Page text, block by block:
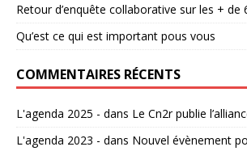
Retour d’enquête collaborative sur les + de
Qu’est ce qui est important pous vous
COMMENTAIRES RÉCENTS
L'agenda 2025 - dans Le Cn2r publie
L'agenda 2023 - dans Nouvel évènement